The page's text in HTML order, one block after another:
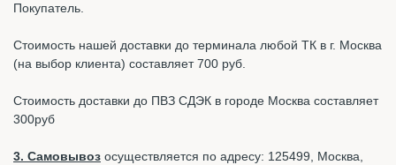
Покупатель.
Стоимость нашей доставки до терминала любой ТК в г. Москва
(на выбор клиента) составляет 700 руб.
Стоимость доставки до ПВЗ СДЭК в городе Москва составляет
300руб
3. Самовывоз осуществляется по адресу: 125499, Москва,